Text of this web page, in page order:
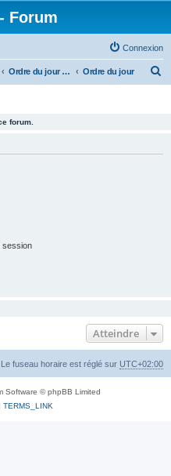
Forum
Connexion
Ordre du jour et Compte-rendus de réunion Ordre du jour
forum.
session
Atteindre
Le fuseau horaire est réglé sur UTC+02:00
Software © phpBB Limited
TERMS_LINK